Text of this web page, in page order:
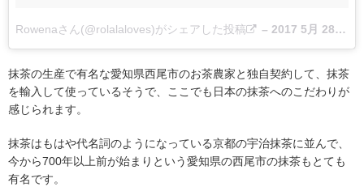
Rowenaさん(@rolalaloves)がシェアした投稿 – 2017 5月 28 12:23午後 PDT
抹茶の生産で有名な愛知県西尾市のお茶農家と独自契約して、抹茶
を輸入して使っているそうで、ここでも日本の抹茶へのこだわりが
感じられます。
抹茶はもはや代名詞のようになっている京都の宇治抹茶に並んで、
今から700年以上前が始まりという愛知県の西尾市の抹茶もとても
有名です。